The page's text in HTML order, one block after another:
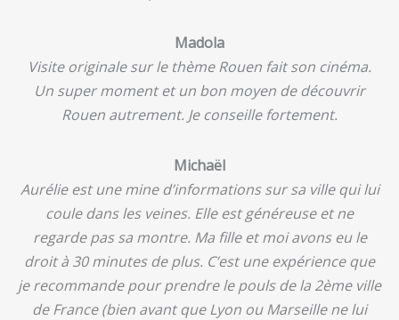
Madola
Visite originale sur le thème Rouen fait son cinéma.
Un super moment et un bon moyen de découvrir
Rouen autrement. Je conseille fortement.
Michaël
Aurélie est une mine d’informations sur sa ville qui lui
coule dans les veines. Elle est généreuse et ne
regarde pas sa montre. Ma fille et moi avons eu le
droit à 30 minutes de plus. C’est une expérience que
je recommande pour prendre le pouls de la 2ème ville
de France (bien avant que Lyon ou Marseille ne lui